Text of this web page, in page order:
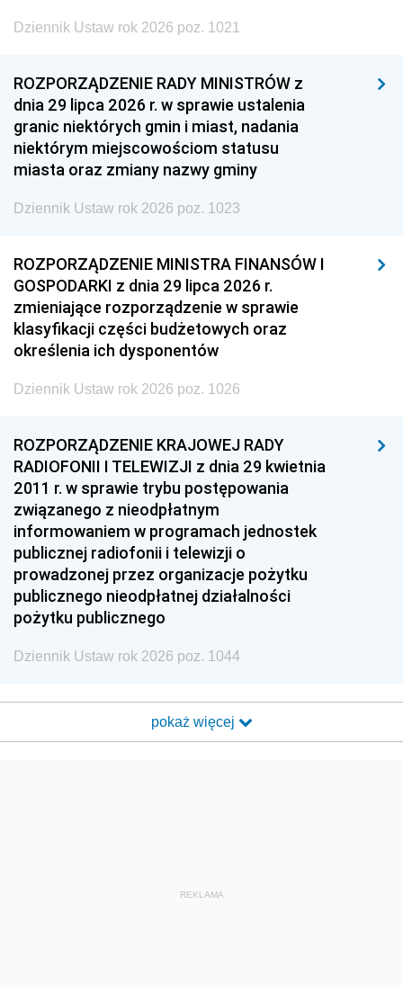
Dziennik Ustaw rok 2026 poz. 1021
ROZPORZĄDZENIE RADY MINISTRÓW z
dnia 29 lipca 2026 r. w sprawie ustalenia
granic niektórych gmin i miast, nadania
niektórym miejscowościom statusu
miasta oraz zmiany nazwy gminy
Dziennik Ustaw rok 2026 poz. 1023
ROZPORZĄDZENIE MINISTRA FINANSÓW I
GOSPODARKI z dnia 29 lipca 2026 r.
zmieniające rozporządzenie w sprawie
klasyfikacji części budżetowych oraz
określenia ich dysponentów
Dziennik Ustaw rok 2026 poz. 1026
ROZPORZĄDZENIE KRAJOWEJ RADY
RADIOFONII I TELEWIZJI z dnia 29 kwietnia
2011 r. w sprawie trybu postępowania
związanego z nieodpłatnym
informowaniem w programach jednostek
publicznej radiofonii i telewizji o
prowadzonej przez organizacje pożytku
publicznego nieodpłatnej działalności
pożytku publicznego
Dziennik Ustaw rok 2026 poz. 1044
pokaż więcej
REKLAMA